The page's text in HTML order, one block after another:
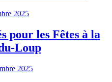
2025
pour les Fêtes à la
Loup
2025